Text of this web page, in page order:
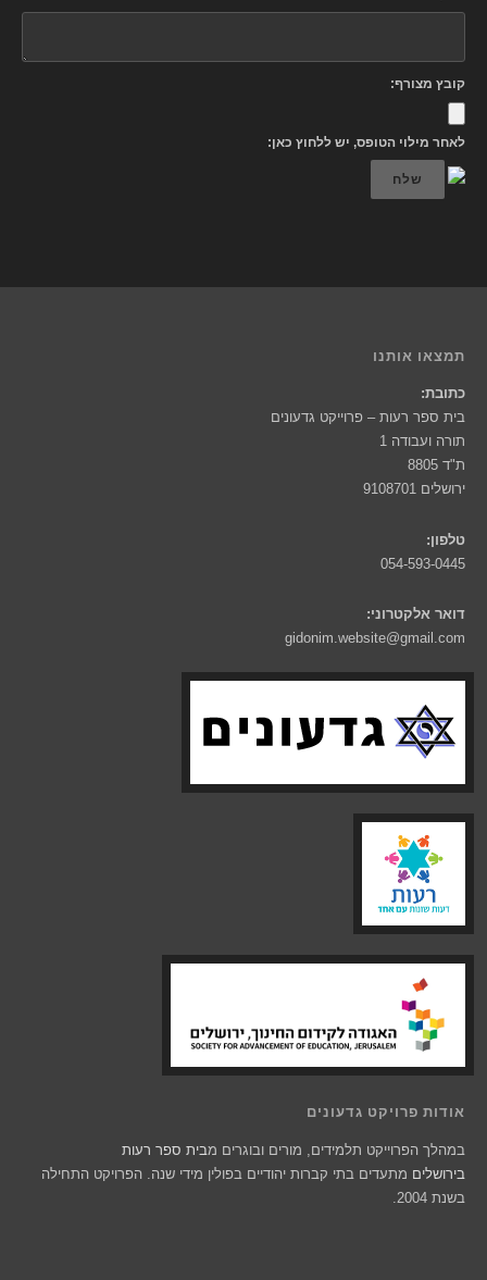
קובץ מצורף:
לאחר מילוי הטופס, יש ללחוץ כאן:
שלח
תמצאו אותנו
כתובת:
בית ספר רעות – פרוייקט גדעונים
תורה ועבודה 1
ת"ד 8805
ירושלים 9108701
טלפון:
054-593-0445
דואר אלקטרוני:
gidonim.website@gmail.com
אודות פרויקט גדעונים
במהלך הפרוייקט תלמידים, מורים ובוגרים מבית ספר רעות
בירושלים מתעדים בתי קברות יהודיים בפולין מידי שנה. הפרויקט התחילה
בשנת 2004.